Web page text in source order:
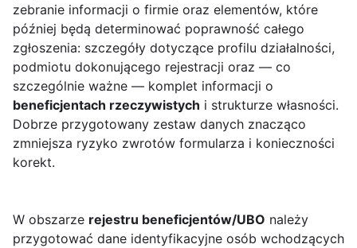
zebranie informacji o firmie oraz elementów, które
później będą determinować poprawność całego
zgłoszenia: szczegóły dotyczące profilu działalności,
podmiotu dokonującego rejestracji oraz — co
szczególnie ważne — komplet informacji o
beneficjentach rzeczywistych i strukturze własności.
Dobrze przygotowany zestaw danych znacząco
zmniejsza ryzyko zwrotów formularza i konieczności
korekt.
W obszarze rejestru beneficjentów/UBO należy
przygotować dane identyfikacyjne osób wchodzących